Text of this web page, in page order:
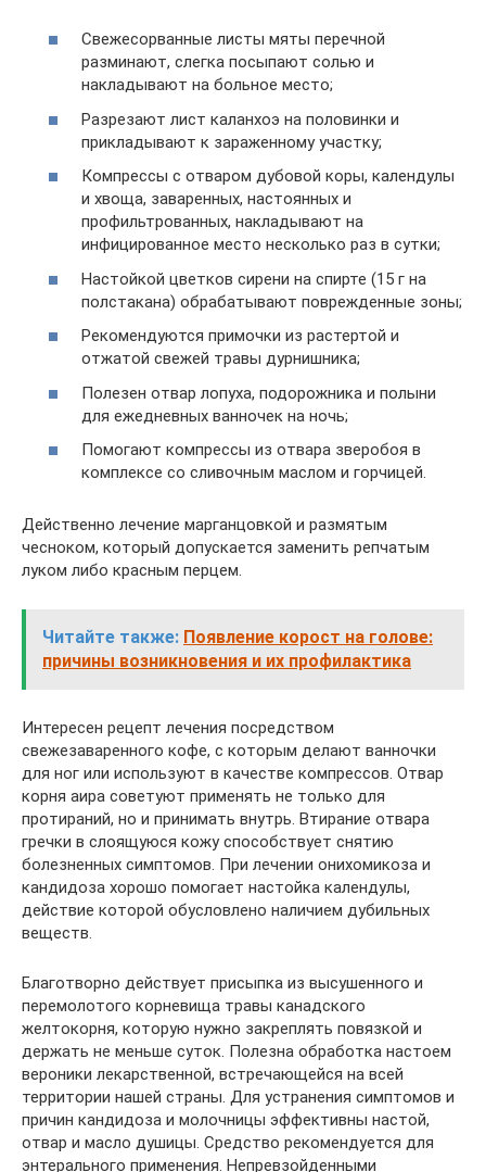
Свежесорванные листы мяты перечной
разминают, слегка посыпают солью и
накладывают на больное место;
Разрезают лист каланхоэ на половинки и
прикладывают к зараженному участку;
Компрессы с отваром дубовой коры, календулы
и хвоща, заваренных, настоянных и
профильтрованных, накладывают на
инфицированное место несколько раз в сутки;
Настойкой цветков сирени на спирте (15 г на
полстакана) обрабатывают поврежденные зоны;
Рекомендуются примочки из растертой и
отжатой свежей травы дурнишника;
Полезен отвар лопуха, подорожника и полыни
для ежедневных ванночек на ночь;
Помогают компрессы из отвара зверобоя в
комплексе со сливочным маслом и горчицей.
Действенно лечение марганцовкой и размятым
чесноком, который допускается заменить репчатым
луком либо красным перцем.
Читайте также: Появление корост на голове:
причины возникновения и их профилактика
Интересен рецепт лечения посредством
свежезаваренного кофе, с которым делают ванночки
для ног или используют в качестве компрессов. Отвар
корня аира советуют применять не только для
протираний, но и принимать внутрь. Втирание отвара
гречки в слоящуюся кожу способствует снятию
болезненных симптомов. При лечении онихомикоза и
кандидоза хорошо помогает настойка календулы,
действие которой обусловлено наличием дубильных
веществ.
Благотворно действует присыпка из высушенного и
перемолотого корневища травы канадского
желтокорня, которую нужно закреплять повязкой и
держать не меньше суток. Полезна обработка настоем
вероники лекарственной, встречающейся на всей
территории нашей страны. Для устранения симптомов и
причин кандидоза и молочницы эффективны настой,
отвар и масло душицы. Средство рекомендуется для
энтерального применения. Непревзойденными